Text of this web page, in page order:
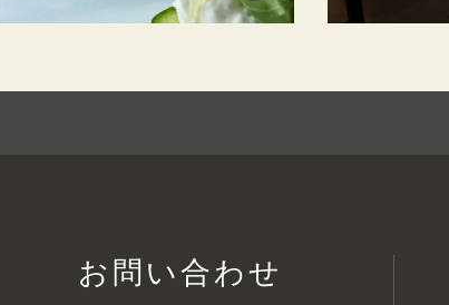
お問い合わせ